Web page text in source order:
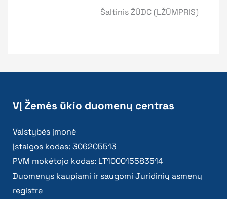
Šaltinis ŽŪDC (LŽŪMPRIS)
VĮ Žemės ūkio duomenų centras
Valstybės įmonė
Įstaigos kodas: 306205513
PVM mokėtojo kodas: LT100015583514
Duomenys kaupiami ir saugomi Juridinių asmenų
registre